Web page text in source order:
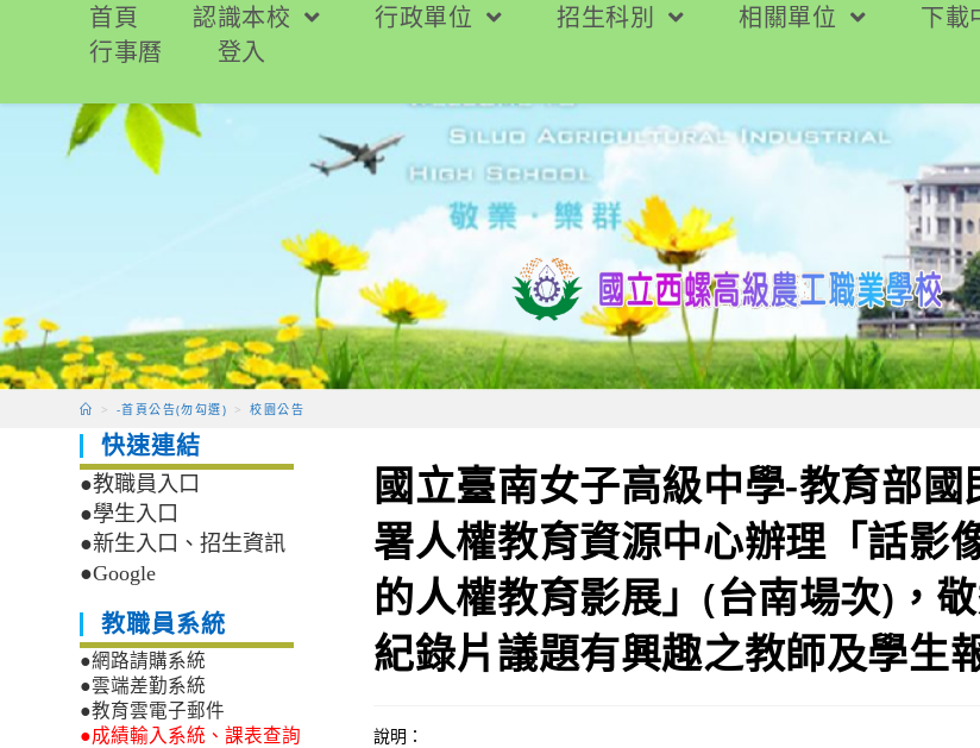
要
首頁 認識本校 行政單位 招生科別 相關單位 下載
行事曆
登入
> -首頁公告(勿勾選) > 校園公告
國立臺南女子高級中學-教育部國
署人權教育資源中心辦理「話影
的人權教育影展」(台南場次)，
紀錄片議題有興趣之教師及學生
說明：
快速連結
●教職員入口
●學生入口
●新生入口、招生資訊
●Google
教職員系統
●網路請購系統
●雲端差勤系統
●教育雲電子郵件
●成績輸入系統、課表查詢